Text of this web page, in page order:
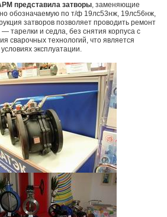
представила затворы, заменяющие
обозначаемую по т/ф 19лс53нж, 19лс56нж,
затворов позволяет проводить ремонт
тарелки и седла, без снятия корпуса с
сварочных технологий, что является
эксплуатации.